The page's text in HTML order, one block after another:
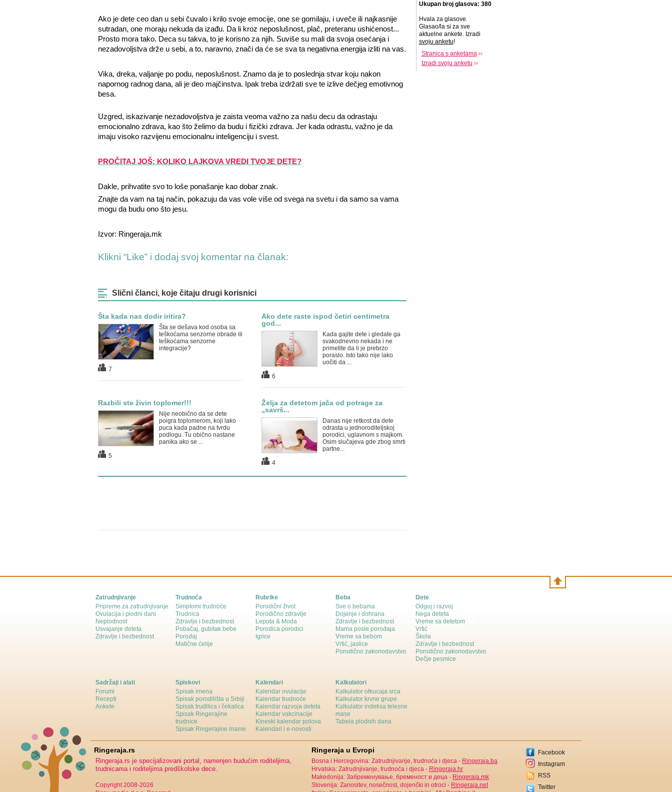
Ako je dete ceo dan u sebi čuvalo i krilo svoje emocije, one se gomilaju, i uveče ili najkasnije
sutradan, one moraju nekuda da izađu. Da li kroz neposlušnost, plač, preteranu ushićenost...
Prosto mora tako. Deca su takva, to je korisno za njih. Suviše su mali da svoja osećanja i
nezadovoljstva drže u sebi, a to, naravno, znači da će se sva ta negativna energija izliti na vas.
Vika, dreka, valjanje po podu, neposlušnost. Znamo da je to poslednja stvar koju nakon
napornog radnog dana, ali je deo majčinstva. Ipak treba izdržati sve te izlive dečjeg emotivnog
besa.
Uzgred, iskazivanje nezadovoljstva je zaista veoma važno za našu decu da odrastaju
emocionalno zdrava, kao što želimo da budu i fizički zdrava. Jer kada odrastu, važno je da
imaju visoko razvijenu emocionalnu inteligenciju i svest.
PROČITAJ JOŠ: KOLIKO LAJKOVA VREDI TVOJE DETE?
Dakle, prihvatite svo to loše ponašanje kao dobar znak.
Znajte da vam na taj način, pokazuju da vas vole više od svega na svetu i da samo sa vama
mogu da budu ono što jesu.
Izvor: Ringeraja.mk
Klikni “Like” i dodaj svoj komentar na članak:
Slični članci, koje čitaju drugi korisnici
Šta kada nas dodir iritira?
Šta se dešava kod osoba sa
teškoćama senzorne obrade ili
teškoćama senzorne
integracije?
7
Ako dete raste ispod četiri centimetra
god...
Kada gajite dete i gledate ga
svakodnevno nekada i ne
primetite da li je prebrzo
poraslo. Isto tako nije lako
uočiti da ...
6
Razbili ste živin toplomer!!!
Nije neobično da se dete
poigra toplomerom, koji lako
puca kada padne na tvrdu
podlogu. Tu obično nastane
panika ako se ...
5
Želja za detetom jača od potrage za
„savrš...
Danas nije retkost da dete
odrasta u jednoroditeljskoj
porodici, uglavnom s majkom.
Osim slučajeva gde zbog smrti
partne...
4
Ukupan broj glasova: 380
Hvala za glasove.
Glasao/la si za sve
aktuelne ankete. Izradi
svoju anketu!
Stranica s anketama
Izradi svoju anketu
Zatrudnjivanje
Pripreme za zatrudnjivanje
Ovulacija i plodni dani
Neplodnost
Usvajanje deteta
Zdravlje i bezbednost
Trudnoća
Simptomi trudnoće
Trudnica
Zdravlje i bezbednost
Pobačaj, gubitak bebe
Porođaj
Matične ćelije
Rubrike
Porodični život
Porodično zdravlje
Lepota & Moda
Porodica porodici
Igrice
Beba
Sve o bebama
Dojenje i dohrana
Zdravlje i bezbednost
Mama posle porođaja
Vreme sa bebom
Vrtić, jaslice
Porodično zakonodavstvo
Dete
Odgoj i razvoj
Nega deteta
Vreme sa detetom
Vrtić
Škola
Zdravlje i bezbednost
Porodično zakonodavstvo
Dečje pesmice
Sadržaji i alati
Forumi
Recepti
Ankete
Spiskovi
Spisak imena
Spisak porodilišta u Srbiji
Spisak trudilica i čekalica
Spisak Ringerajine
trudnice
Spisak Ringerajine mame
Kalendari
Kalendar ovulacije
Kalendar trudnoće
Kalendar razvoja deteta
Kalendar vakcinacije
Kineski kalendar polova
Kalendari i e-novosti
Kalkulatori
Kalkulator otkucaja srca
Kalkulator krvne grupe
Kalkulator indeksa telesne
mase
Tabela plodnih dana
Ringeraja.rs
Ringeraja.rs je specijalizovani portal, namenjen budućim roditeljima,
trudnicama i roditeljima predškolske dece.
Copyright 2008-2026
Ringeraja u Evropi
Bosna i Hercegovina: Zatrudnjivanje, trudnoća i djeca -Ringeraja.ba
Hrvatska: Zatrudnjivanje, trudnoća i djeca -Ringeraja.hr
Makedonija: Забременување, бременост и деца -Ringeraja.mk
Slovenija: Zanositev, nosečnost, dojenčki in otroci -Ringeraja.net
Facebook
Instagram
RSS
Twitter